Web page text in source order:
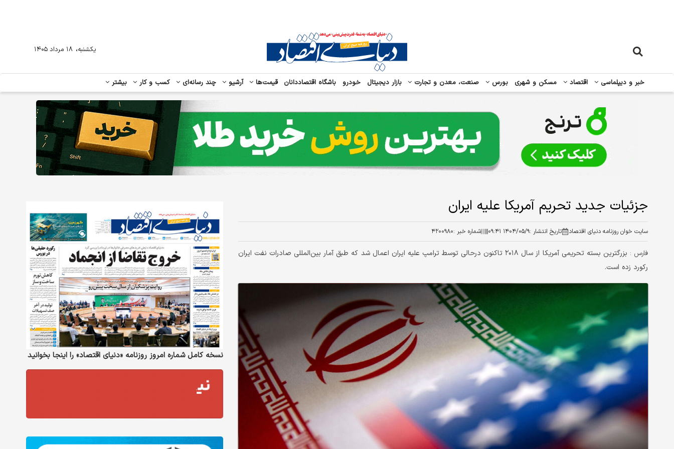
خبر و دیپلماسی اقتصاد مسکن و شهری بورس صنعت، معدن و تجارت بازار دیجیتال خودرو باشگاه اقتصاددانان قیمت‌ها آرشیو چند رسانه‌ای کسب و کار بیشتر
یکشنبه، ۱۸ مرداد ۱۴۰۵
جزئیات جدید تحریم آمریکا علیه ایران
سایت خوان روزنامه دنیای اقتصاد تاریخ انتشار :۱۴۰۴/۰۵/۹ ۰۹:۴۱ شماره خبر :۴۲۰۰۹۸۰
فارس :
بزرگترین بسته تحریمی آمریکا از سال ۲۰۱۸ تاکنون درحالی توسط ترامپ علیه ایران اعمال شد که طبق آمار بین‌المللی صادرات نفت ایران
رکورد زده است.
نسخه کامل شماره امروز روزنامه «دنیای‌ اقتصاد» را اینجا بخوانید